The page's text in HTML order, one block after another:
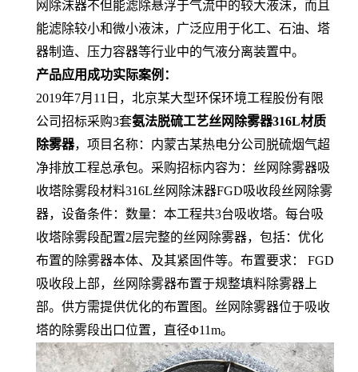
网除沫器不但能滤除悬浮于气流中的较大液沫，而且
能滤除较小和微小液沫，广泛应用于化工、石油、塔
器制造、压力容器等行业中的气液分离装置中。
产品应用成功实际案例：
2019年7月11日，北京某大型环保环境工程股份有限
公司招标采购3套氨法脱硫工艺丝网除雾器316L材质
除雾器，项目名称：内蒙古某热电分公司脱硫烟气超
净排放工程总承包。采购招标内容为：丝网除雾器吸
收塔除雾段材料316L丝网除沫器FGD吸收段丝网除雾
器，设备条件：数量：本工程共3台吸收塔。每台吸
收塔除雾段配置2层完整的丝网除雾器，包括：优化
布置的除雾器本体、及其紧固件等。布置要求： FGD
吸收段上部，丝网除雾器布置于规整填料除雾器上
部。供方需提供优化的布置图。丝网除雾器位于吸收
塔的除雾段出口位置，直径Φ11m。